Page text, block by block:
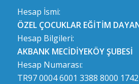
Hesap İsmi:
ÖZEL ÇOCUKLAR EĞİTİM
Hesap Bilgileri:
AKBANK MECİDİYEKÖY ŞUBESİ
Hesap Numarası:
TR97 0004 6001 3388 8000